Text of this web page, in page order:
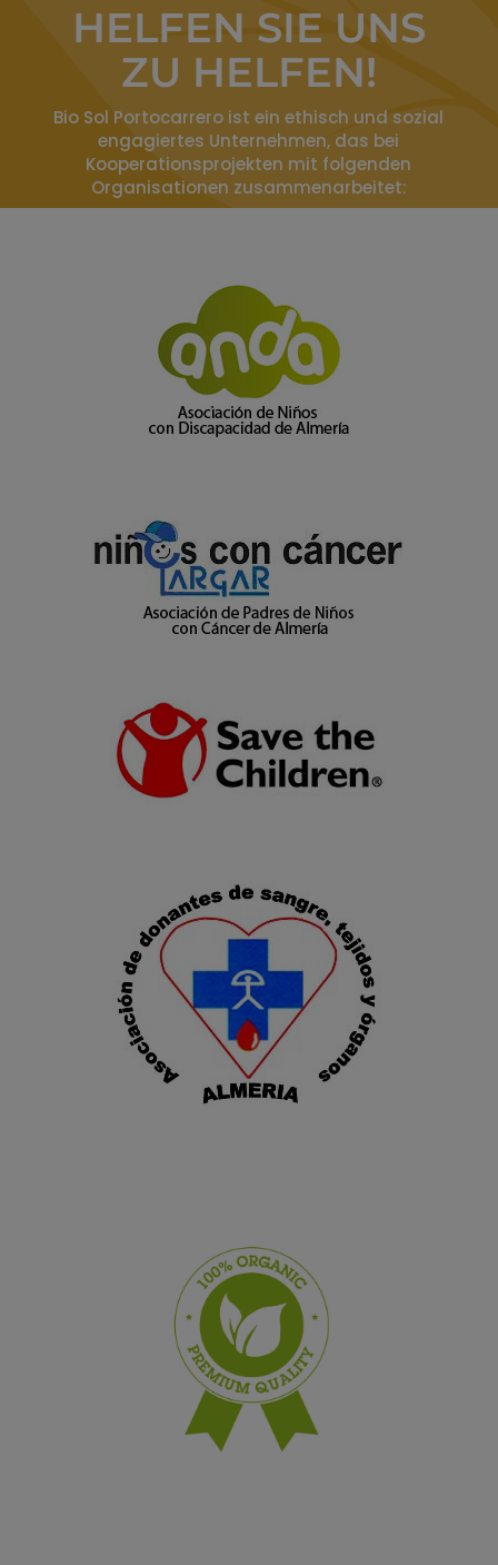
HELFEN SIE UNS
ZU HELFEN!
Bio Sol Portocarrero ist ein ethisch und sozial
engagiertes Unternehmen, das bei
Kooperationsprojekten mit folgenden
Organisationen zusammenarbeitet: